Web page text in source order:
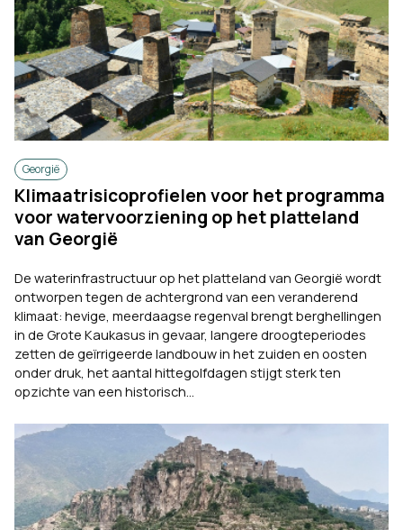
Georgië
Klimaatrisicoprofielen voor het programma
voor watervoorziening op het platteland
van Georgië
De waterinfrastructuur op het platteland van Georgië wordt
ontworpen tegen de achtergrond van een veranderend
klimaat: hevige, meerdaagse regenval brengt berghellingen
in de Grote Kaukasus in gevaar, langere droogteperiodes
zetten de geïrrigeerde landbouw in het zuiden en oosten
onder druk, het aantal hittegolfdagen stijgt sterk ten
opzichte van een historisch...